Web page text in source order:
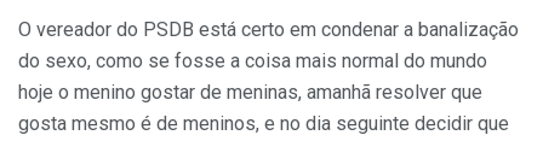
O vereador do PSDB está certo em condenar a banalização
do sexo, como se fosse a coisa mais normal do mundo
hoje o menino gostar de meninas, amanhã resolver que
gosta mesmo é de meninos, e no dia seguinte decidir que